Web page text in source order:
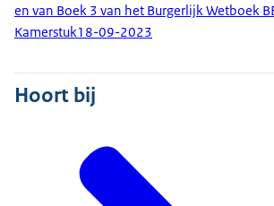
en van Boek 3 van het Burgerlijk Wetboek
Kamerstuk18-09-2023
Hoort bij